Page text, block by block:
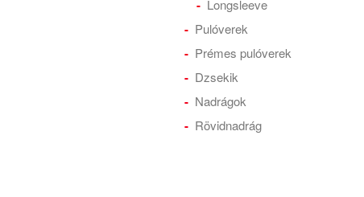
Longsleeve
Pulóverek
Prémes pulóverek
Dzsekik
Nadrágok
Rövidnadrág